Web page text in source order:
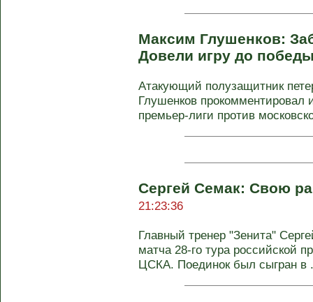
Максим Глушенков:
Довели игру до
Атакующий полузащитник
Глушенков прокомментировал
премьер-лиги против
Сергей Семак: Свою
21:23:36
Главный тренер "Зенита"
матча 28-го тура российской
ЦСКА. Поединок был сыгран в